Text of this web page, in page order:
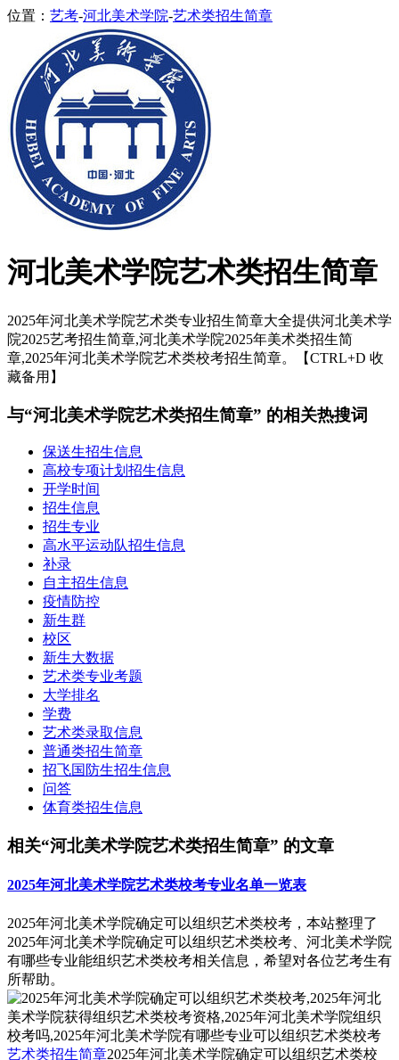
位置： 艺考-河北美术学院-艺术类招生简章
河北美术学院艺术类招生简章
2025年河北美术学院艺术类专业招生简章大全提供河北美术学
院2025艺考招生简章,河北美术学院2025年美术类招生简
章,2025年河北美术学院艺术类校考招生简章。【CTRL+D 收
藏备用】
与“河北美术学院艺术类招生简章” 的相关热搜词
保送生招生信息
高校专项计划招生信息
开学时间
招生信息
招生专业
高水平运动队招生信息
补录
自主招生信息
疫情防控
新生群
校区
新生大数据
艺术类专业考题
大学排名
学费
艺术类录取信息
普通类招生简章
招飞国防生招生信息
问答
体育类招生信息
相关“河北美术学院艺术类招生简章” 的文章
2025年河北美术学院艺术类校考专业名单一览表
2025年河北美术学院确定可以组织艺术类校考，本站整理了
2025年河北美术学院确定可以组织艺术类校考、河北美术学院
有哪些专业能组织艺术类校考相关信息，希望对各位艺考生有
所帮助。
艺术类招生简章2025年河北美术学院确定可以组织艺术类校